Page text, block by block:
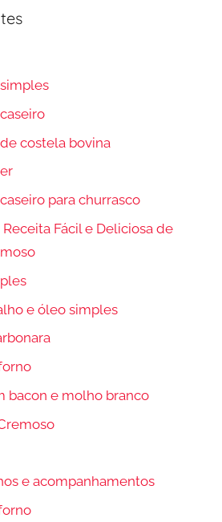
costela bovina
para churrasco
Fácil e Deliciosa de
e óleo simples
bacon e molho branco
e acompanhamentos